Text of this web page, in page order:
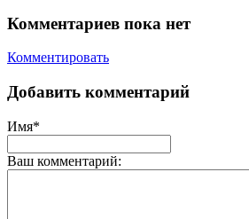
Комментариев пока нет
Комментировать
Добавить комментарий
Имя*
Ваш комментарий: